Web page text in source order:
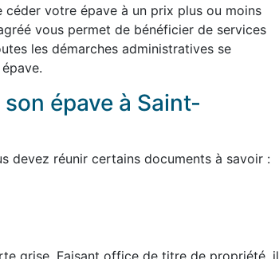
votre épave à un prix plus ou moins
vous permet de bénéficier de services
les démarches administratives se
épave à Saint-
devez réunir certains documents à savoir :
grise. Faisant office de titre de propriété, il